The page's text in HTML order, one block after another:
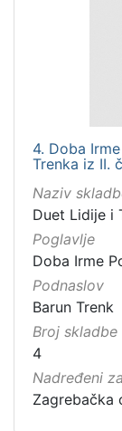
4. Doba
Trenka iz II.
Naziv
Duet Lidije i
Poglavlje
Doba Irme
Podnaslov
Barun Trenk
Broj skladbe
4
Nadređeni
Zagrebačka